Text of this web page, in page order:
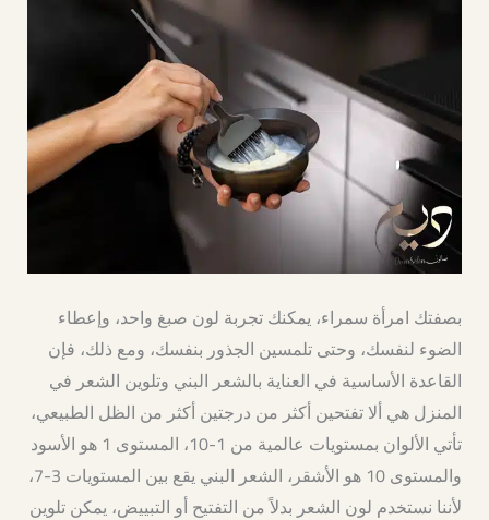
بصفتك امرأة سمراء، يمكنك تجربة لون صبغ واحد، وإعطاء
الضوء لنفسك، وحتى تلمسين الجذور بنفسك، ومع ذلك، فإن
القاعدة الأساسية في العناية بالشعر البني وتلوين الشعر في
المنزل هي ألا تفتحين أكثر من درجتين أكثر من الظل الطبيعي،
تأتي الألوان بمستويات عالمية من 1-10، المستوى 1 هو الأسود
والمستوى 10 هو الأشقر، الشعر البني يقع بين المستويات 3-7،
لأننا نستخدم لون الشعر بدلاً من التفتيح أو التبييض، يمكن تلوين